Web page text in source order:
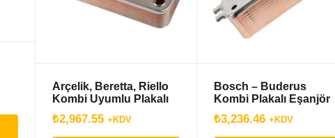
Arçelik, Beretta, Riello
Kombi Uyumlu Plakalı
Eşanjör – 147 mm
₺2,967.55 +KDV
Bosch – Buderus
Kombi Plakalı Eşanjör
16 P
₺3,236.46 +KDV